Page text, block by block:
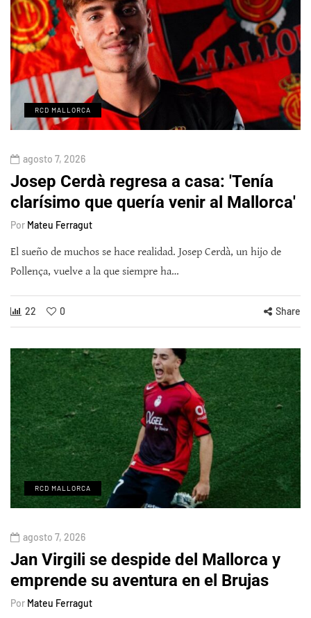
RCD MALLORCA
agosto 7, 2026
Josep Cerdà regresa a casa: 'Tenía
clarísimo que quería venir al Mallorca'
Por Mateu Ferragut
El sueño de muchos se hace realidad. Josep Cerdà, un hijo de
Pollença, vuelve a la que siempre ha…
22 0 Share
RCD MALLORCA
agosto 7, 2026
Jan Virgili se despide del Mallorca y
emprende su aventura en el Brujas
Por Mateu Ferragut